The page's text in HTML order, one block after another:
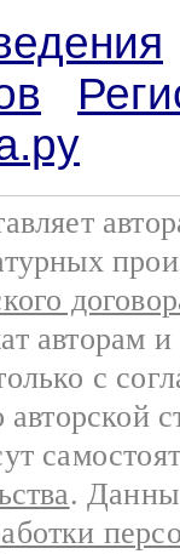
авторам
с
.